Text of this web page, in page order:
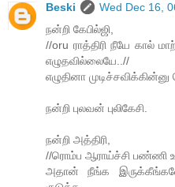
Beski
Wed Dec 16,
நன்றி கேபில்ஜி,
//oru ராத்திரி நீயே கால்
எழுதவில்லையே..//
எழுதினா
நன்றி புலவன் புலிகேசி.
நன்றி அத்திரி,
//ரொம்ப ஆராய்ச்சி பண்ணி
அதான் நீங்க